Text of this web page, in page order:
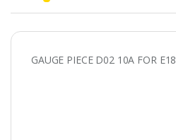
GAUGE PIECE D02 10A FOR E18